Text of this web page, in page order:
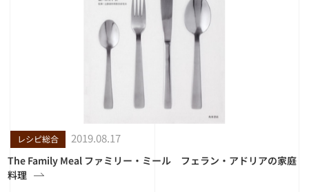
レシピ総合 2019.08.17
The Family Meal ファミリー・ミール フェラン・アドリアの家庭
料理